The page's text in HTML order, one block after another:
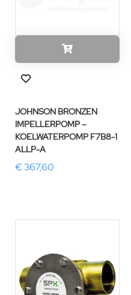
JOHNSON BRONZEN
IMPELLERPOMP –
KOELWATERPOMP F7B8-1
ALLP-A
€ 367,60